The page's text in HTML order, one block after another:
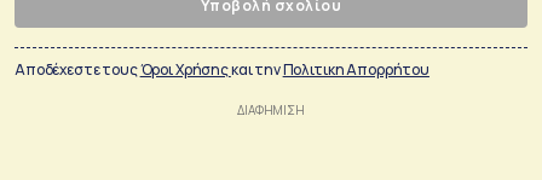
Υποβολή σχολίου
Αποδέχεστε τουςΌροι Χρήσηςκαι τηνΠολιτικη Απορρήτου